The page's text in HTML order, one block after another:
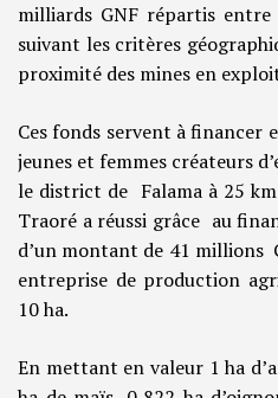
milliards GNF répartis
suivant les critères
proximité des mines en
Ces fonds servent à financer
jeunes et femmes créateurs
le district de Falama à 25
Traoré a réussi grâce au
d’un montant de 41 millions
entreprise de production
10 ha.
En mettant en valeur 1 ha